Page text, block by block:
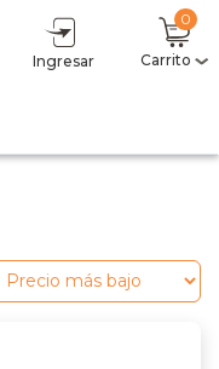
Ingresar
0
Carrito
$ 0,00
0